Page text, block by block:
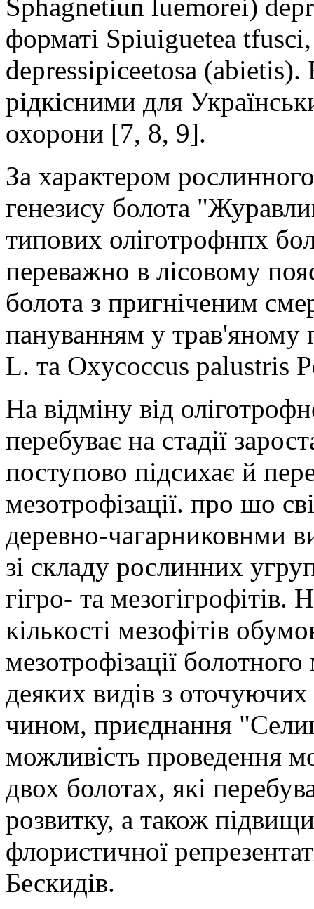
Sphagnetiun luemorei)
форматі Spiuiguetea
depressipiceetosa (abietis).
рідкісними для
охорони [7, 8, 9].
За характером
генезису болота
типових оліготрофнпх
переважно в лісовому
болота з пригніченим
пануванням у трав'яному
L. та Oxycoccus palustris
На відміну від
перебуває на стадії
поступово підсихає й
мезотрофізації. про шо
деревно-чагарниковнми
зі складу рослинних
гігро- та мезогігрофітів.
кількості мезофітів
мезотрофізації
деяких видів з
чином, приєднання
можливість проведення
двох болотах, які
розвитку, а також
флористичної
Бескидів.